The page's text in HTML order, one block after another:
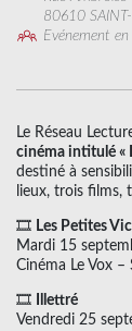
80610
Evénement en
Le Réseau
cinéma intitulé «
destiné à
lieux, trois films,
🎞 Les Petites
Mardi 15
Cinéma Le Vox –
🎞
Illettré
Vendredi 25